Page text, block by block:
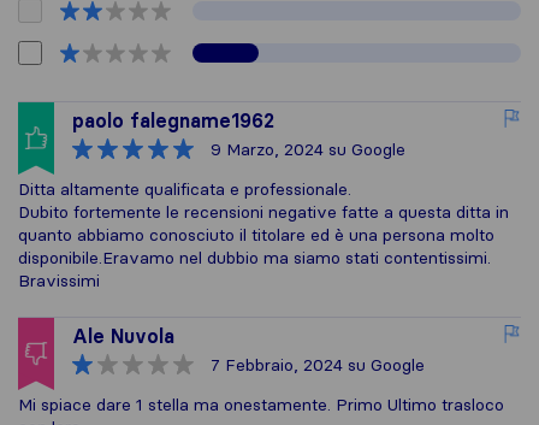
paolo falegname1962
9 Marzo, 2024 su Google
Ditta altamente qualificata e professionale.
Dubito fortemente le recensioni negative fatte a questa ditta in
quanto abbiamo conosciuto il titolare ed è una persona molto
disponibile.Eravamo nel dubbio ma siamo stati contentissimi.
Bravissimi
Ale Nuvola
7 Febbraio, 2024 su Google
Mi spiace dare 1 stella ma onestamente. Primo Ultimo trasloco